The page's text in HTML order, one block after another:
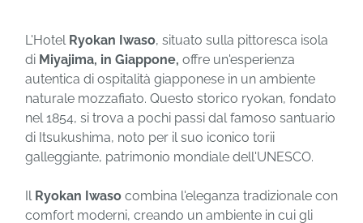
L'Hotel Ryokan Iwaso, situato sulla pittoresca isola
di Miyajima, in Giappone, offre un'esperienza
autentica di ospitalità giapponese in un ambiente
naturale mozzafiato. Questo storico ryokan, fondato
nel 1854, si trova a pochi passi dal famoso santuario
di Itsukushima, noto per il suo iconico torii
galleggiante, patrimonio mondiale dell'UNESCO.
Il Ryokan Iwaso combina l'eleganza tradizionale con
comfort moderni, creando un ambiente in cui gli